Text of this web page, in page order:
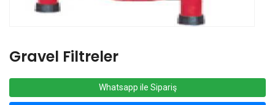
Gravel Filtreler
Whatsapp ile Sipariş